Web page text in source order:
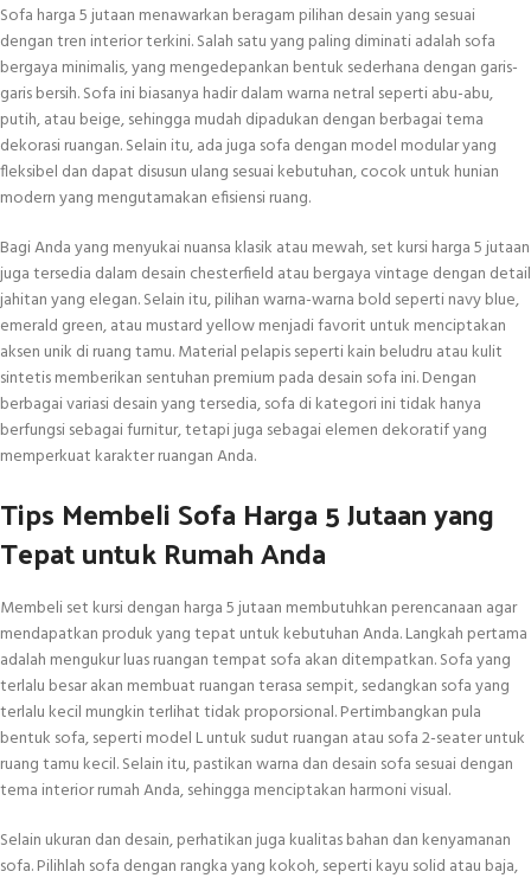
Sofa harga 5 jutaan menawarkan beragam pilihan desain yang sesuai
dengan tren interior terkini. Salah satu yang paling diminati adalah sofa
bergaya minimalis, yang mengedepankan bentuk sederhana dengan garis-
garis bersih. Sofa ini biasanya hadir dalam warna netral seperti abu-abu,
putih, atau beige, sehingga mudah dipadukan dengan berbagai tema
dekorasi ruangan. Selain itu, ada juga sofa dengan model modular yang
fleksibel dan dapat disusun ulang sesuai kebutuhan, cocok untuk hunian
modern yang mengutamakan efisiensi ruang.
Bagi Anda yang menyukai nuansa klasik atau mewah, set kursi harga 5 jutaan
juga tersedia dalam desain chesterfield atau bergaya vintage dengan detail
jahitan yang elegan. Selain itu, pilihan warna-warna bold seperti navy blue,
emerald green, atau mustard yellow menjadi favorit untuk menciptakan
aksen unik di ruang tamu. Material pelapis seperti kain beludru atau kulit
sintetis memberikan sentuhan premium pada desain sofa ini. Dengan
berbagai variasi desain yang tersedia, sofa di kategori ini tidak hanya
berfungsi sebagai furnitur, tetapi juga sebagai elemen dekoratif yang
memperkuat karakter ruangan Anda.
Tips Membeli Sofa Harga 5 Jutaan yang
Tepat untuk Rumah Anda
Membeli set kursi dengan harga 5 jutaan membutuhkan perencanaan agar
mendapatkan produk yang tepat untuk kebutuhan Anda. Langkah pertama
adalah mengukur luas ruangan tempat sofa akan ditempatkan. Sofa yang
terlalu besar akan membuat ruangan terasa sempit, sedangkan sofa yang
terlalu kecil mungkin terlihat tidak proporsional. Pertimbangkan pula
bentuk sofa, seperti model L untuk sudut ruangan atau sofa 2-seater untuk
ruang tamu kecil. Selain itu, pastikan warna dan desain sofa sesuai dengan
tema interior rumah Anda, sehingga menciptakan harmoni visual.
Selain ukuran dan desain, perhatikan juga kualitas bahan dan kenyamanan
sofa. Pilihlah sofa dengan rangka yang kokoh, seperti kayu solid atau baja,